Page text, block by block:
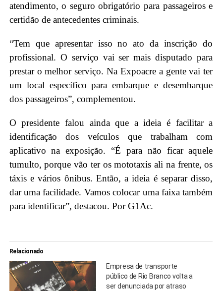
atendimento, o seguro obrigatório para passageiros e
certidão de antecedentes criminais.
“Tem que apresentar isso no ato da inscrição do
profissional. O serviço vai ser mais disputado para
prestar o melhor serviço. Na Expoacre a gente vai ter
um local específico para embarque e desembarque
dos passageiros”, complementou.
O presidente falou ainda que a ideia é facilitar a
identificação dos veículos que trabalham com
aplicativo na exposição. “É para não ficar aquele
tumulto, porque vão ter os mototaxis ali na frente, os
táxis e vários ônibus. Então, a ideia é separar disso,
dar uma facilidade. Vamos colocar uma faixa também
para identificar”, destacou. Por G1Ac.
Relacionado
Empresa de transporte
público de Rio Branco volta a
ser denunciada por atraso